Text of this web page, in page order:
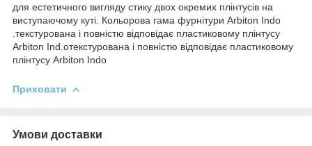
для естетичного вигляду стику двох окремих плінтусів на
виступаючому куті. Кольорова гама фурнітури Arbiton Indo
.текстурована і повністю відповідає пластиковому плінтусу
Arbiton Ind.oтекстурована і повністю відповідає пластиковому
плінтусу Arbiton Indo
Приховати
Умови доставки